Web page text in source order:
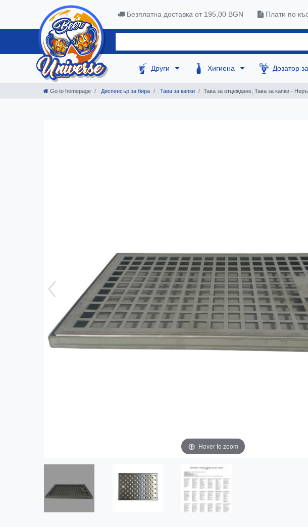
Безплатна доставка от 195,00 BGN Плати по
Други Хигиена Дозатор
Go to homepage Диспенсър за бира Тава за капки Тава за отцеждане, Тава за капки -
Hover to zoom